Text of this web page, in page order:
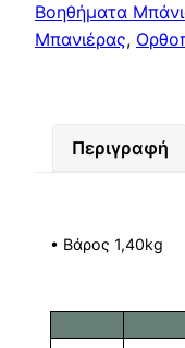
Βοηθήματα
Μπανιέρας,
Περιγραφή
• Βάρος 1,40kg